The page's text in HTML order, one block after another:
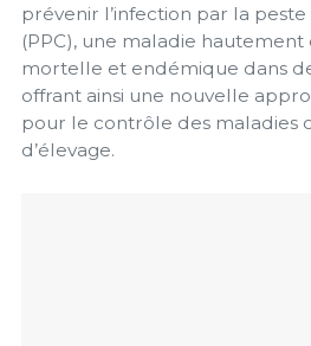
prévenir l’infection par la
(PPC), une maladie hautement
mortelle et endémique dans
offrant ainsi une nouvelle
pour le contrôle des maladies
d’élevage.